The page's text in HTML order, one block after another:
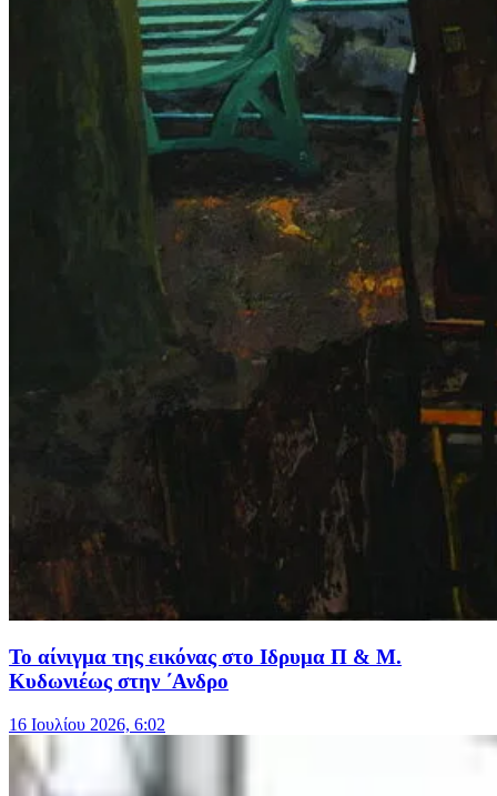
Το αίνιγμα της εικόνας στο Ιδρυμα Π & Μ.
Κυδωνιέως στην ΄Ανδρο
16 Ιουλίου 2026, 6:02